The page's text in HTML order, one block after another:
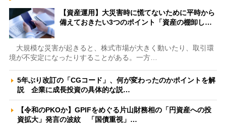
【資産運用】大災害時に慌てないために平時から
備えておきたい3つのポイント「資産の棚卸し…
大規模な災害が起きると、株式市場が大きく動いたり、取引環
境が不安定になったりすることがある。一方…
5年ぶり改訂の「CGコード」、何が変わったのかポイントを解
説 企業に成長投資の具体的な説…
【令和のPKOか】GPIFをめぐる片山財務相の「円資産への投
資拡大」発言の波紋 「国債重視」…